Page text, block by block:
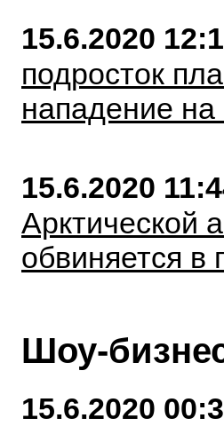
15.6.2020
подросток
нападение
15.6.2020
Арктической
обвиняется в
Шоу-
15.6.2020